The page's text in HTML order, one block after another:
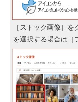
［ストック画像］
を選択する場合は［